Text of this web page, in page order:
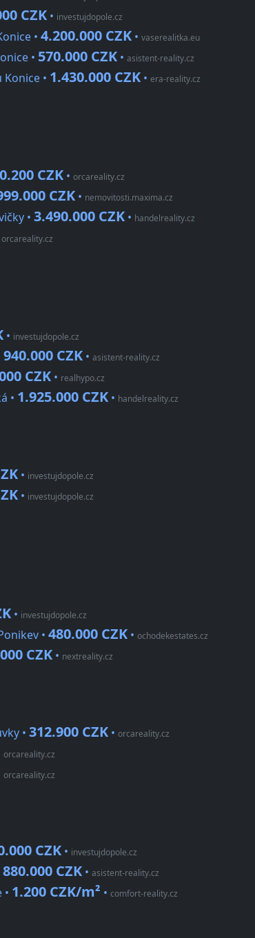
CZK • investujdopole.cz
• 4.200.000 CZK • vaserealitka.eu
• 570.000 CZK • asistent-reality.cz
• 1.430.000 CZK • era-reality.cz
CZK • orcareality.cz
CZK • nemovitosti.maxima.cz
• 3.490.000 CZK • handelreality.cz
orcareality.cz
• investujdopole.cz
940.000 CZK • asistent-reality.cz
CZK • realhypo.cz
• 1.925.000 CZK • handelreality.cz
• investujdopole.cz
• investujdopole.cz
• investujdopole.cz
• 480.000 CZK • ochodekestates.cz
CZK • nextreality.cz
• 312.900 CZK • orcareality.cz
orcareality.cz
orcareality.cz
CZK • investujdopole.cz
880.000 CZK • asistent-reality.cz
1.200 CZK/m² • comfort-reality.cz